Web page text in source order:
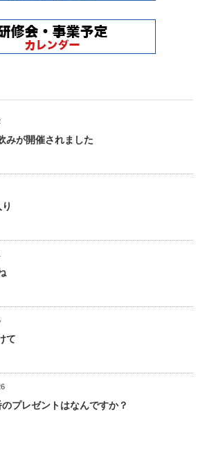
みが開催されました
て
プレゼントはなんですか？